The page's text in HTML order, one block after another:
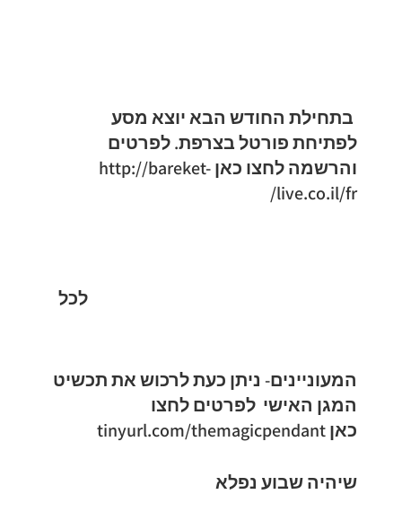
בתחילת החודש הבא יוצא מסע
לפתיחת פורטל בצרפת. לפרטים
והרשמה לחצו כאןhttp://bareket-
live.co.il/fr/
לכל
המעוניינים- ניתן כעת לרכוש את תכשיט
המגן האישי לפרטים לחצו
כאןtinyurl.com/themagicpendant
שיהיה שבוע נפלא